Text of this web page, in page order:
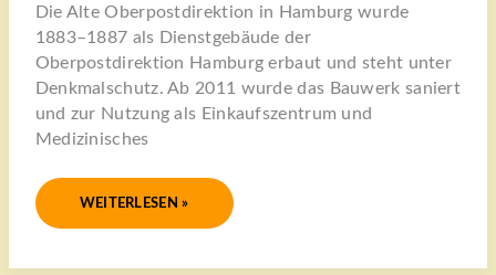
Die Alte Oberpostdirektion in Hamburg wurde
1883–1887 als Dienstgebäude der
Oberpostdirektion Hamburg erbaut und steht unter
Denkmalschutz. Ab 2011 wurde das Bauwerk saniert
und zur Nutzung als Einkaufszentrum und
Medizinisches
WEITERLESEN »